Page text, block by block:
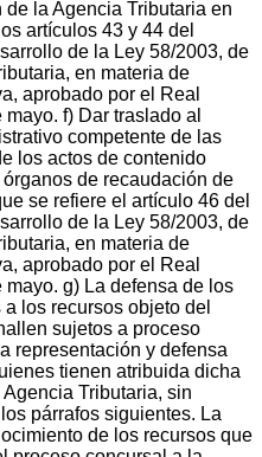
la Agencia Tributaria en
artículos 43 y 44 del
de la Ley 58/2003, de
en materia de
aprobado por el Real
f) Dar traslado al
competente de las
los actos de contenido
de recaudación de
se refiere el artículo 46 del
de la Ley 58/2003, de
en materia de
aprobado por el Real
g) La defensa de los
los recursos objeto del
sujetos a proceso
representación y defensa
tienen atribuida dicha
Tributaria, sin
párrafos siguientes. La
de los recursos que